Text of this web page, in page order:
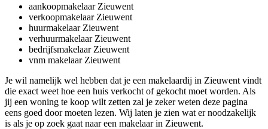
aankoopmakelaar Zieuwent
verkoopmakelaar Zieuwent
huurmakelaar Zieuwent
verhuurmakelaar Zieuwent
bedrijfsmakelaar Zieuwent
vnm makelaar Zieuwent
Je wil namelijk wel hebben dat je een makelaardij in Zieuwent vindt
die exact weet hoe een huis verkocht of gekocht moet worden. Als
jij een woning te koop wilt zetten zal je zeker weten deze pagina
eens goed door moeten lezen. Wij laten je zien wat er noodzakelijk
is als je op zoek gaat naar een makelaar in Zieuwent.